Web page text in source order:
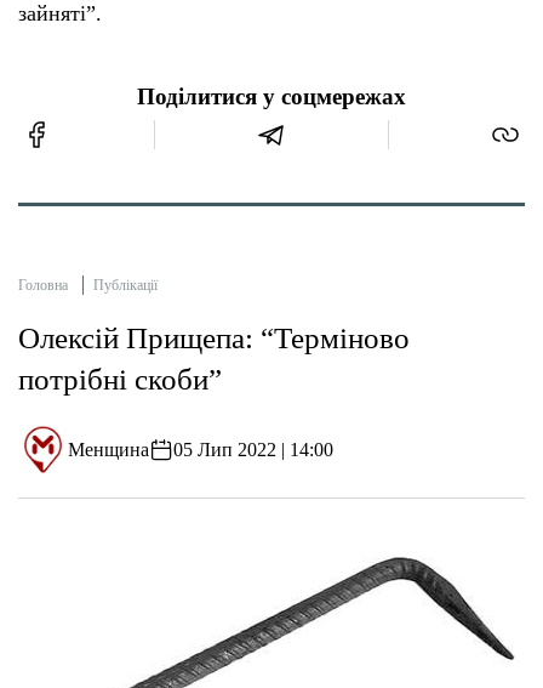
зайняті”.
Поділитися у соцмережах
Головна Публікації
Олексій Прищепа: “Терміново
потрібні скоби”
Менщина 05 Лип 2022 | 14:00